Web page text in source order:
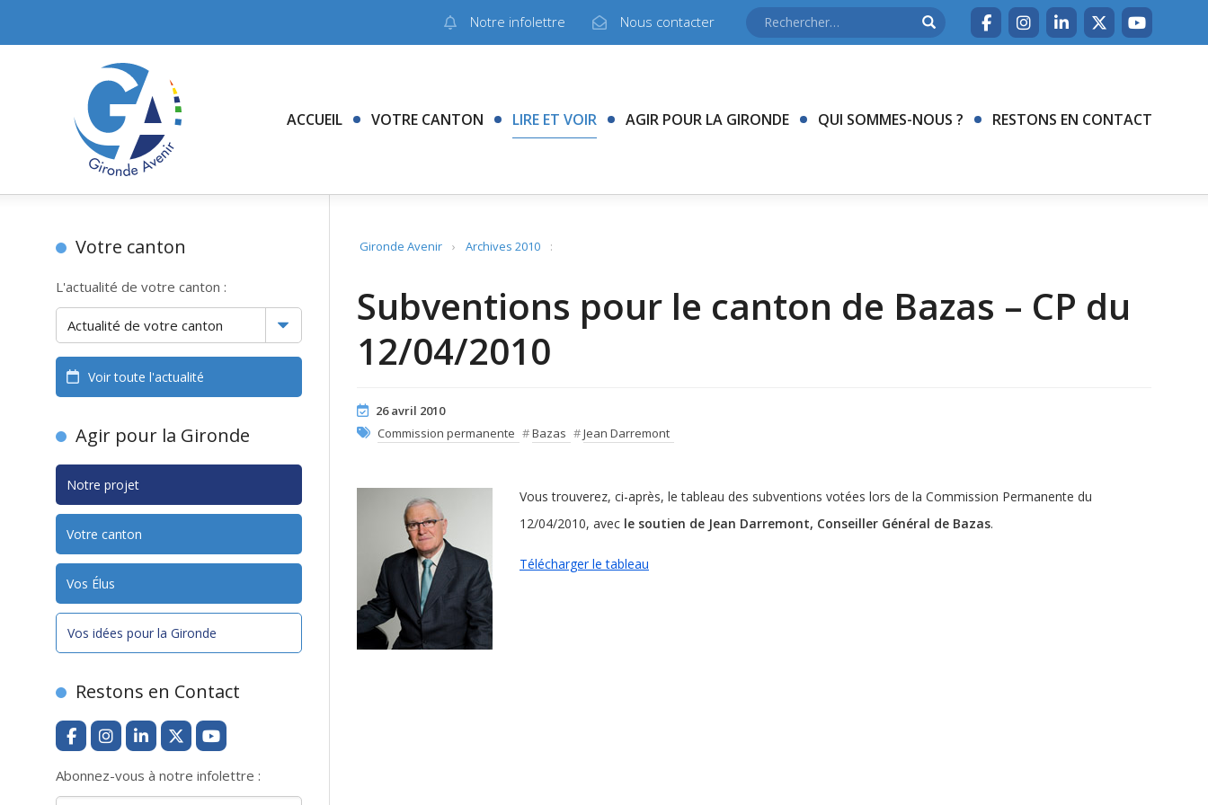
Notre infolettre Nous contacter
ACCUEIL VOTRE CANTON LIRE ET VOIR AGIR POUR LA GIRONDE QUI SOMMES-NOUS ? RESTONS EN CONTACT
Gironde Avenir › Archives 2010 :
Subventions pour le canton de Bazas – CP du
12/04/2010
26 avril 2010
Commission permanente #Bazas #Jean Darremont
Vous trouverez, ci-après, le tableau des subventions votées lors de la Commission Permanente du
12/04/2010, avec le soutien de Jean Darremont, Conseiller Général de Bazas.
Télécharger le tableau
Votre canton
L'actualité de votre canton :
Voir toute l'actualité
Agir pour la Gironde
Notre projet
Votre canton
Vos Élus
Vos idées pour la Gironde
Restons en Contact
Abonnez-vous à notre infolettre :